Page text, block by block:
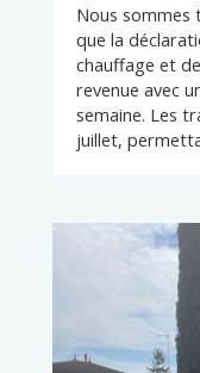
Nous sommes
que la
chauffage et
revenue avec
semaine. Les
juillet,